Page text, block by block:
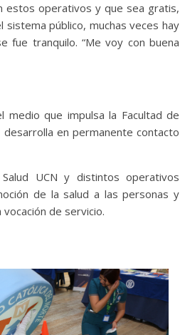
estos operativos y que sea gratis,
público, muchas veces hay
fue tranquilo. “Me voy con buena
medio que impulsa la Facultad de
en permanente contacto
UCN y distintos operativos
de la salud a las personas y
de servicio.